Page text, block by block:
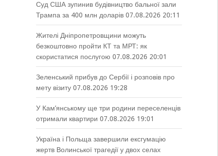
Суд США зупинив будівництво бальної зали
Трампа за 400 млн доларів 07.08.2026 20:11
Жителі Дніпропетровщини можуть
безкоштовно пройти КТ та МРТ: як
скористатися послугою 07.08.2026 20:01
Зеленський прибув до Сербії і розповів про
мету візиту 07.08.2026 19:28
У Кам’янському ще три родини переселенців
отримали квартири 07.08.2026 19:01
Україна і Польща завершили ексгумацію
жертв Волинської трагедії у двох селах